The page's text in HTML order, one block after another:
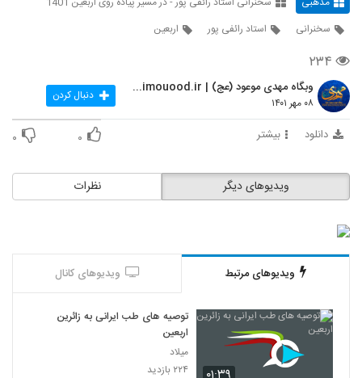
سخنرانی
استاد رائفی پور اربعین
۲۳۴
وبگاه مهدی موعود (عج) | mahdimouood.ir
۰۸ مهر ۱۴۰۱ دنبال کردن
دانلود بیشتر ۰ ۰
نظرات ویدیوهای دیگر
ویدیوهای مرتبط ویدیوهای کانال
توصیه های طب ایرانی به زائرین
اربعین
میلاد
۲۲۴ بازدید